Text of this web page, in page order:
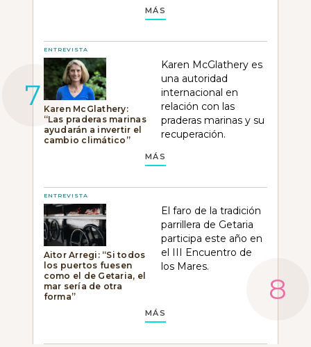
MÁS
ENTREVISTA
Karen McGlathery:
“Las praderas marinas
ayudarán a invertir el
cambio climático”
Karen McGlathery es
una autoridad
internacional en
relación con las
praderas marinas y su
recuperación.
MÁS
ENTREVISTA
Aitor Arregi: “Si todos
los puertos fuesen
como el de Getaria, el
mar sería de otra
forma”
El faro de la tradición
parrillera de Getaria
participa este año en
el III Encuentro de
los Mares.
MÁS